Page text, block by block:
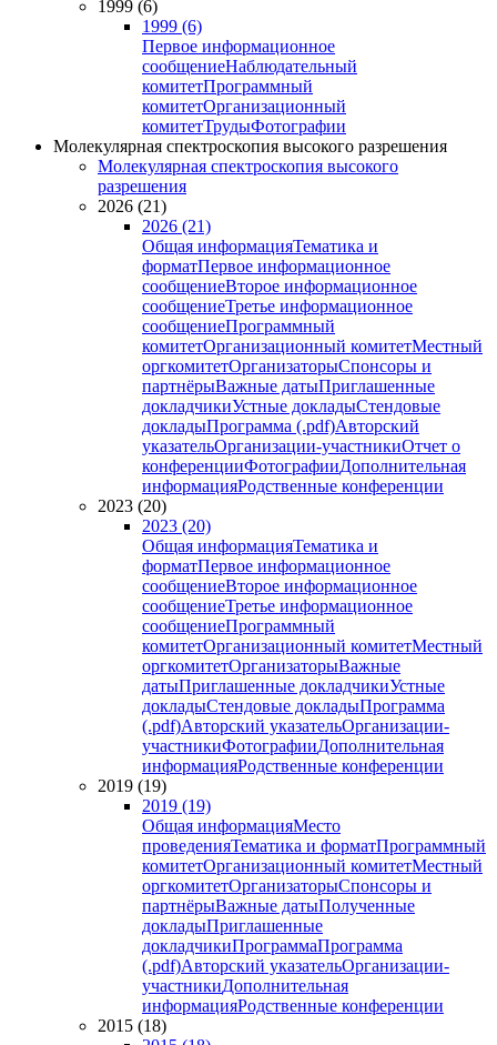
1999 (6)
1999 (6)
Первое информационное
сообщениеНаблюдательный
комитетПрограммный
комитетОрганизационный
комитетТрудыФотографии
Молекулярная спектроскопия высокого разрешения
Молекулярная спектроскопия высокого
разрешения
2026 (21)
2026 (21)
Общая информацияТематика и
форматПервое информационное
сообщениеВторое информационное
сообщениеТретье информационное
сообщениеПрограммный
комитетОрганизационный комитетМестный
оргкомитетОрганизаторыСпонсоры и
партнёрыВажные датыПриглашенные
докладчикиУстные докладыСтендовые
докладыПрограмма (.pdf)Авторский
указательОрганизации-участникиОтчет о
конференцииФотографииДополнительная
информацияРодственные конференции
2023 (20)
2023 (20)
Общая информацияТематика и
форматПервое информационное
сообщениеВторое информационное
сообщениеТретье информационное
сообщениеПрограммный
комитетОрганизационный комитетМестный
оргкомитетОрганизаторыВажные
датыПриглашенные докладчикиУстные
докладыСтендовые докладыПрограмма
(.pdf)Авторский указательОрганизации-
участникиФотографииДополнительная
информацияРодственные конференции
2019 (19)
2019 (19)
Общая информацияМесто
проведенияТематика и форматПрограммный
комитетОрганизационный комитетМестный
оргкомитетОрганизаторыСпонсоры и
партнёрыВажные датыПолученные
докладыПриглашенные
докладчикиПрограммаПрограмма
(.pdf)Авторский указательОрганизации-
участникиДополнительная
информацияРодственные конференции
2015 (18)